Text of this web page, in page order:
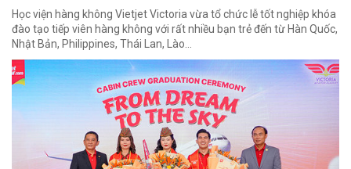
Học viện hàng không Vietjet Victoria vừa tổ chức lễ tốt nghiệp khóa
đào tạo tiếp viên hàng không với rất nhiều bạn trẻ đến từ Hàn Quốc,
Nhật Bản, Philippines, Thái Lan, Lào…